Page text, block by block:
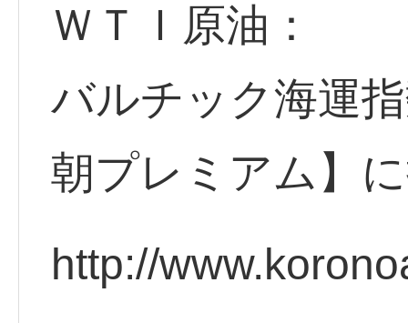
ＷＴＩ原油：
バルチック海運
朝プレミアム】
http://